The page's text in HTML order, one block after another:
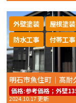
価格:参考価格；外壁
2024.10.17 更新
外壁塗装
屋根塗装
防水工事
付帯工事